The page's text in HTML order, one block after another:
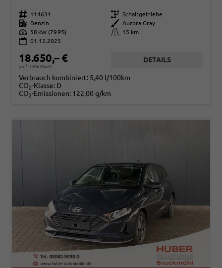
Fahrzeugnr. 114631 Getriebe Schaltgetriebe
Kraftstoff
Benzin Außenfarbe
Aurora Gray
Leistung
58 kW (79 PS) Kilometerstand
15 km
01.12.2025
18.650,– €
incl. 19% MwSt.
DETAILS
Verbrauch kombiniert: 5,40 l/100km
CO2-Klasse: D
CO2-Emissionen: 122,00 g/km